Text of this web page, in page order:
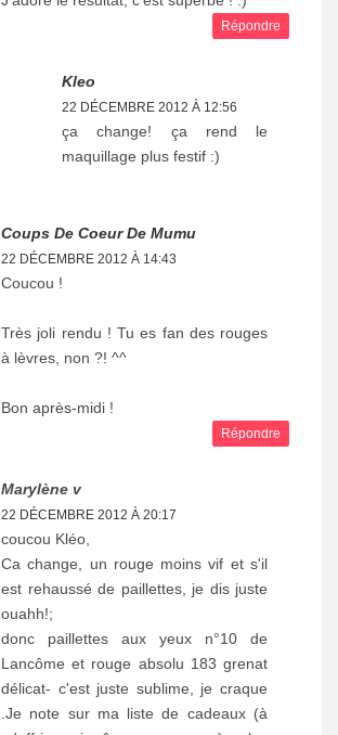
Répondre
Kleo
22 DÉCEMBRE 2012 À 12:56
ça change! ça rend le
maquillage plus festif :)
Coups De Coeur De Mumu
22 DÉCEMBRE 2012 À 14:43
Coucou !
Très joli rendu ! Tu es fan des rouges
à lèvres, non ?! ^^
Bon après-midi !
Répondre
Marylène v
22 DÉCEMBRE 2012 À 20:17
coucou Kléo,
Ca change, un rouge moins vif et s'il
est rehaussé de paillettes, je dis juste
ouahh!;
donc paillettes aux yeux n°10 de
Lancôme et rouge absolu 183 grenat
délicat- c'est juste sublime, je craque
.Je note sur ma liste de cadeaux (à